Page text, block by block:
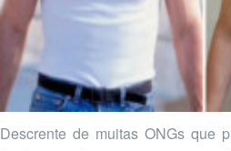
Descrente de muitas ONGs que